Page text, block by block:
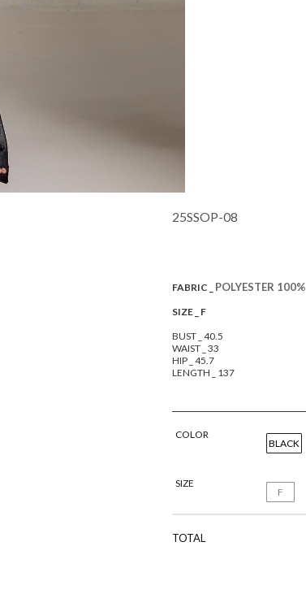
25SSOP-08
FABRIC _ POLYESTER 100%
SIZE _ F
BUST _ 40.5
WAIST _ 33
HIP _ 45.7
LENGTH _ 137
COLOR
BLACK
SIZE
F
TOTAL